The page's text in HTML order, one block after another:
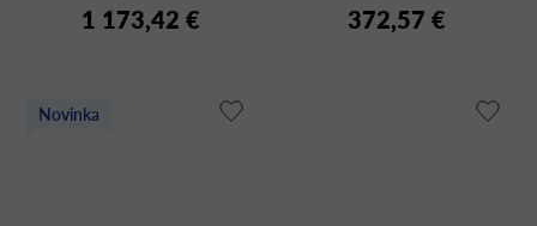
1 173,42 € 372,57 €
Novinka